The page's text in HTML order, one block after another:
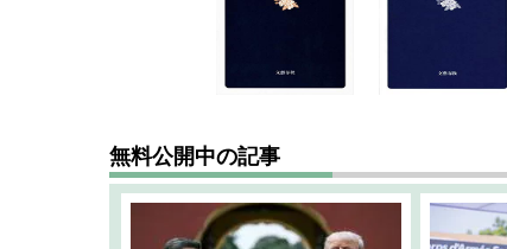
無料公開中の記事